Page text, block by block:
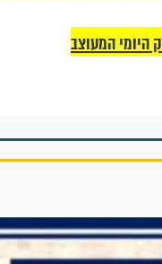
היומי המעוצב